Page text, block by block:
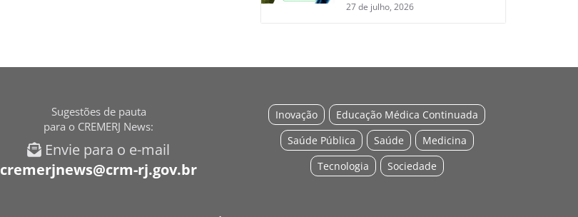
27 de julho, 2026
Sugestões de pauta
para o CREMERJ News:
Envie para o e-mail
cremerjnews@crm-rj.gov.br
Educação Médica Continuada
Inovação
Medicina
Saúde
Saúde Pública
Sociedade
Tecnologia